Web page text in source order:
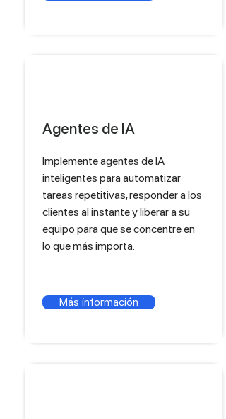
Agentes de IA
Implemente agentes de IA
inteligentes para automatizar
tareas repetitivas, responder a los
clientes al instante y liberar a su
equipo para que se concentre en
lo que más importa.
Más información